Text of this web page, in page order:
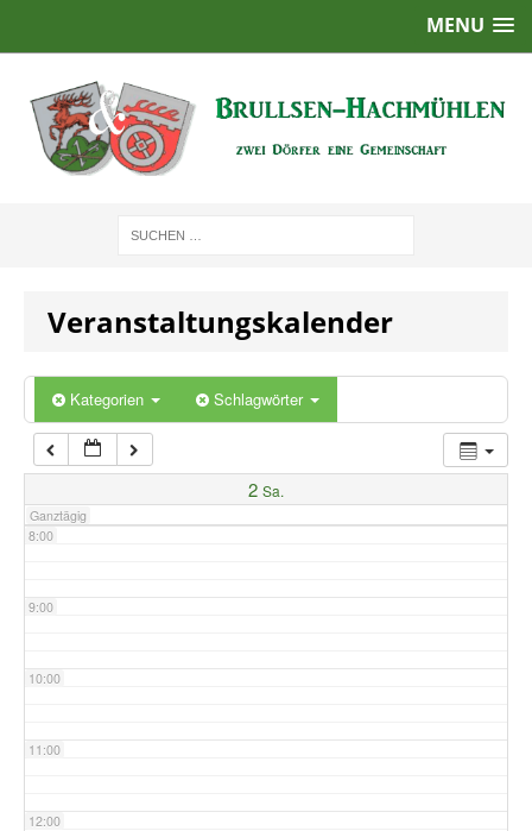
MENU
Veranstaltungskalender
Kategorien Schlagwörter
2 Sa.
Ganztägig
2:00
5:00
7:00
8:00
9:00
10:00
11:00
12:00